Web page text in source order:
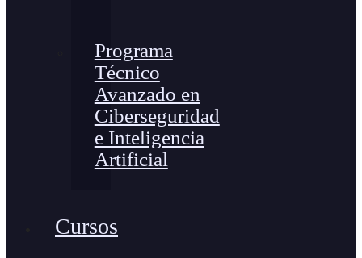
Programa
Técnico
Avanzado en
Ciberseguridad
e Inteligencia
Artificial
Cursos